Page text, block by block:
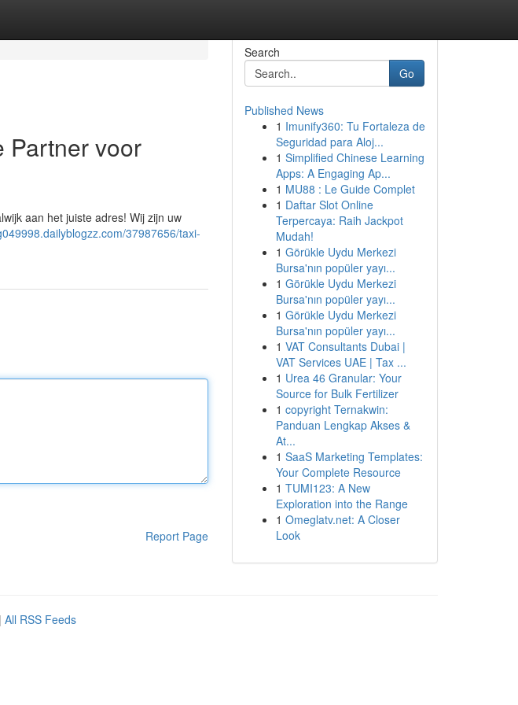
Partner voor
aan het juiste adres! Wij zijn uw
37987656/taxi-
Report Page
Search
Go
Published News
1 Imunify360: Tu Fortaleza de
Seguridad para Aloj...
1 Simplified Chinese Learning
Apps: A Engaging Ap...
1 MU88 : Le Guide Complet
1 Daftar Slot Online
Terpercaya: Raih Jackpot
Mudah!
1 Görükle Uydu Merkezi
Bursa'nın popüler yayı...
1 Görükle Uydu Merkezi
Bursa'nın popüler yayı...
1 Görükle Uydu Merkezi
Bursa'nın popüler yayı...
1 VAT Consultants Dubai |
VAT Services UAE | Tax ...
1 Urea 46 Granular: Your
Source for Bulk Fertilizer
1 copyright Ternakwin:
Panduan Lengkap Akses &
At...
1 SaaS Marketing Templates:
Your Complete Resource
1 TUMI123: A New
Exploration into the Range
1 Omeglatv.net: A Closer
Look
| All RSS Feeds